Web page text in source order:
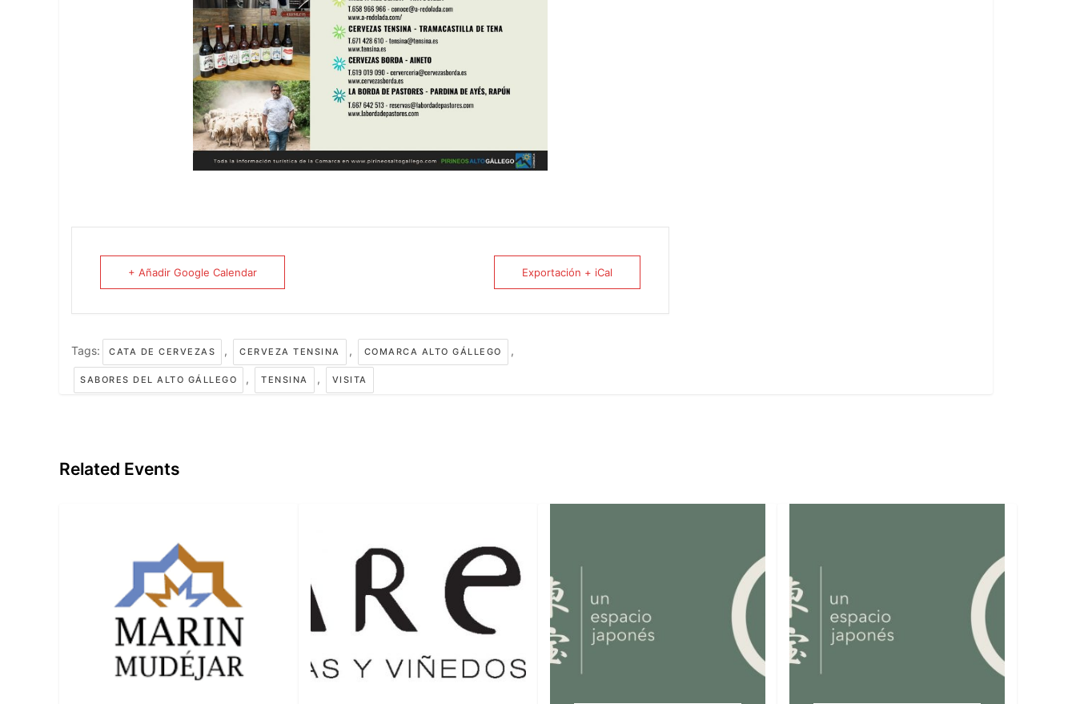
+ Añadir Google Calendar Exportación + iCal
Tags: CATA DE CERVEZAS , CERVEZA TENSINA , COMARCA ALTO GÁLLEGO ,
SABORES DEL ALTO GÁLLEGO , TENSINA , VISITA
Related Events